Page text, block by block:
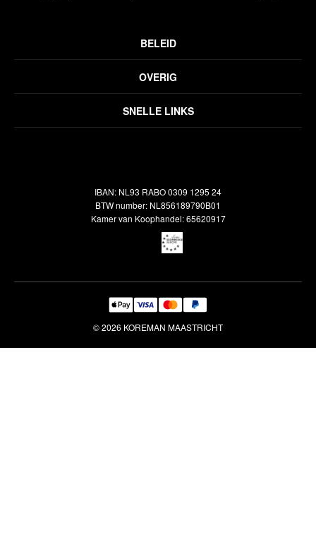
SNELLE LINKS
OVERIG
Inspiratie
Veelgestelde vragen
BELEID
Disclaimer
Verzendbeleid
IBAN: NL93 RABO 0309 1295 24
BTW number: NL856189790B01
Kamer van Koophandel: 65620917
© 2026 KOREMAN MAASTRICHT